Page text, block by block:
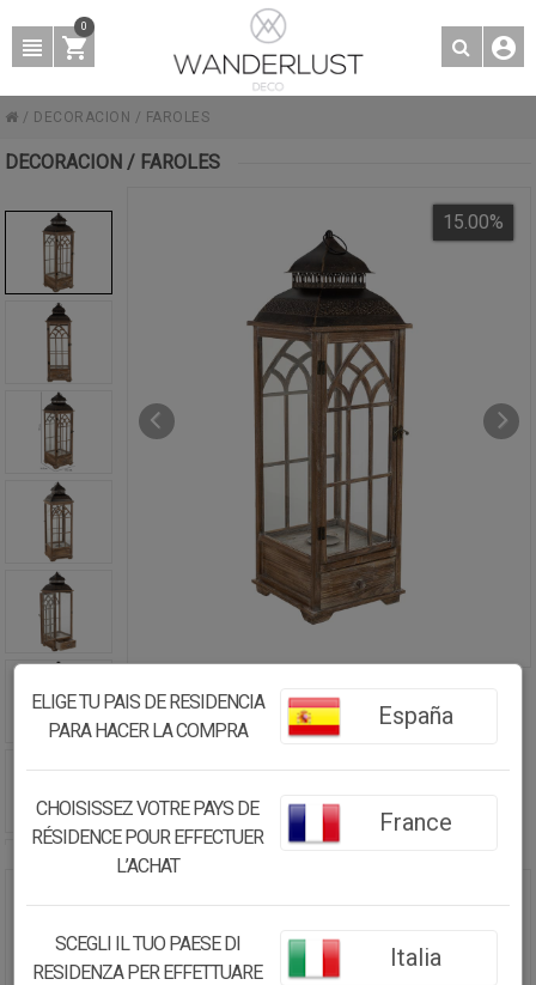
0
/ DECORACION / FAROLES
DECORACION / FAROLES
31.5X31.5X101H CM
15.00%
ELIGE TU PAIS DE RESIDENCIA
PARA HACER LA COMPRA
España
CHOISISSEZ VOTRE PAYS DE
RÉSIDENCE POUR EFFECTUER
L’ACHAT
France
SCEGLI IL TUO PAESE DI
RESIDENZA PER EFFETTUARE
Italia